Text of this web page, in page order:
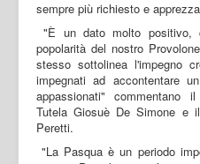
sempre più richiesto e
"È un dato molto
popolarità del nostro
stesso sottolinea l'impegno
impegnati ad accontentare
appassionati" commentano
Tutela Giosuè De Simone e
Peretti.
"La Pasqua è un periodo